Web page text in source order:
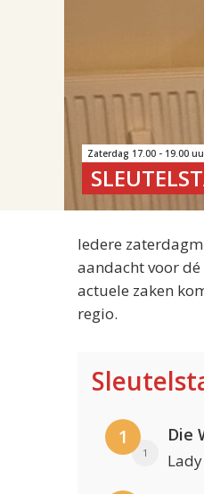
Zaterdag 17.00 - 19.00
Iedere
aandacht voor
actuele zaken
regio.
1
1
Die